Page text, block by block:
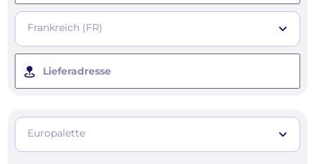
Frankreich (FR)
Lieferadresse
Europalette